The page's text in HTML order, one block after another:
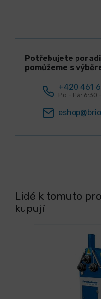
Potřebujete
pomůžeme s
+420 461
Po - Pá: 6:30
Lidé k tomuto
kupují